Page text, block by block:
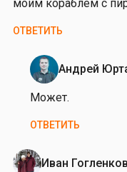
от
Иван
у
й
е
,
п
д
е
моим кораблём с
ОТВЕТИТЬ
Андрей
Ответ
на
о
д
Может.
ОТВЕТИТЬ
Иван Гогленков